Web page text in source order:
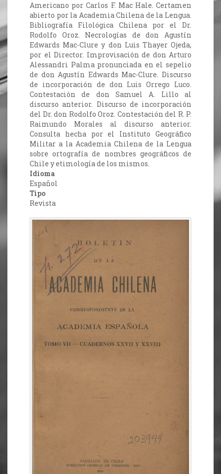
Americano por Carlos F. Mac Hale. Certamen
abierto por la Academia Chilena de la Lengua.
Bibliografía Filológica Chilena por el Dr.
Rodolfo Oroz. Necrologías de don Agustín
Edwards Mac-Clure y don Luis Thayer Ojeda,
por el Director. Improvisación de don Arturo
Alessandri Palma pronunciada en el sepelio
de don Agustín Edwards Mac-Clure. Discurso
de incorporación de don Luis Orrego Luco.
Contestación de don Samuel A. Lillo al
discurso anterior. Discurso de incorporación
del Dr. don Rodolfo Oroz. Contestación del R. P.
Raimundo Morales al discurso anterior.
Consulta hecha por el Instituto Geográfico
Militar a la Academia Chilena de la Lengua
sobre ortografía de nombres geográficos de
Chile y etimología de los mismos.
Idioma
Español
Tipo
Revista